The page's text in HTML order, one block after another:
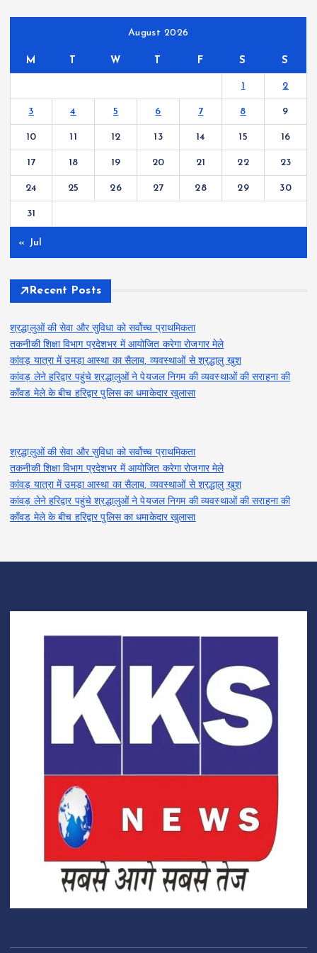
August 2026
M T W T F S S
1 2
3 4 5 6 7 8 9
10 11 12 13 14 15 16
17 18 19 20 21 22 23
24 25 26 27 28 29 30
31
« Jul
Recent Posts
श्रद्धालुओं की सेवा और सुविधा को सर्वोच्च प्राथमिकता
तकनीकी शिक्षा विभाग प्रदेशभर में आयोजित करेगा रोजगार मेले
कांवड़ यात्रा में उमड़ा आस्था का सैलाब, व्यवस्थाओं से श्रद्धालु खुश
कांवड़ लेने हरिद्वार पहुंचे श्रद्धालुओं ने पेयजल निगम की व्यवस्थाओं की सराहना की
काँवड मेले के बीच हरिद्वार पुलिस का धमाकेदार खुलासा
श्रद्धालुओं की सेवा और सुविधा को सर्वोच्च प्राथमिकता
तकनीकी शिक्षा विभाग प्रदेशभर में आयोजित करेगा रोजगार मेले
कांवड़ यात्रा में उमड़ा आस्था का सैलाब, व्यवस्थाओं से श्रद्धालु खुश
कांवड़ लेने हरिद्वार पहुंचे श्रद्धालुओं ने पेयजल निगम की व्यवस्थाओं की सराहना की
काँवड मेले के बीच हरिद्वार पुलिस का धमाकेदार खुलासा